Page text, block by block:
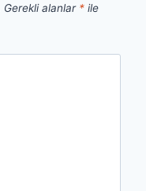
Gerekli alanlar * ile